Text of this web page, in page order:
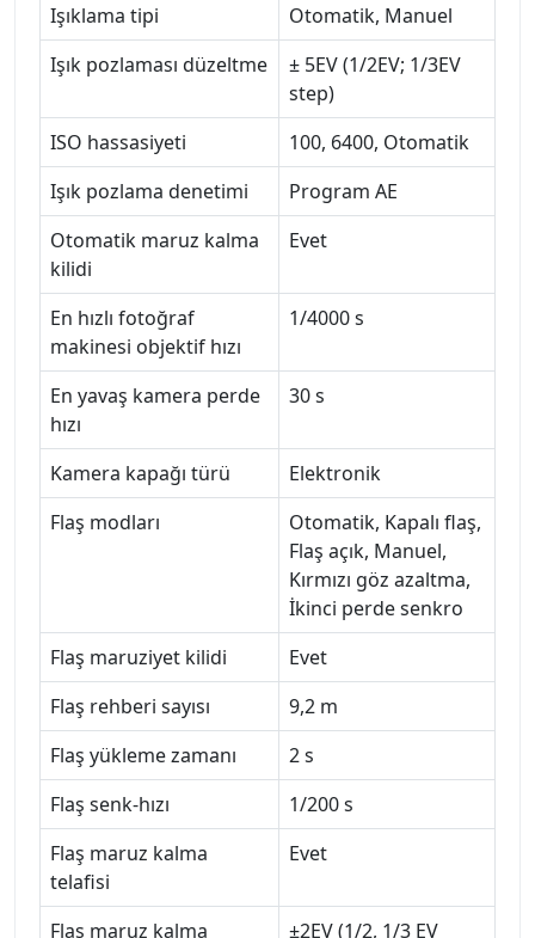
Işıklama tipi
Otomatik, Manuel
Işık pozlaması düzeltme
± 5EV (1/2EV; 1/3EV
step)
ISO hassasiyeti
100, 6400, Otomatik
Işık pozlama denetimi
Program AE
Otomatik maruz kalma
kilidi
Evet
En hızlı fotoğraf
makinesi objektif hızı
1/4000 s
En yavaş kamera perde
hızı
30 s
Kamera kapağı türü
Elektronik
Flaş modları
Otomatik, Kapalı flaş,
Flaş açık, Manuel,
Kırmızı göz azaltma,
İkinci perde senkro
Flaş maruziyet kilidi
Evet
Flaş rehberi sayısı
9,2 m
Flaş yükleme zamanı
2 s
Flaş senk-hızı
1/200 s
Flaş maruz kalma
telafisi
Evet
Flaş maruz kalma
±2EV (1/2, 1/3 EV